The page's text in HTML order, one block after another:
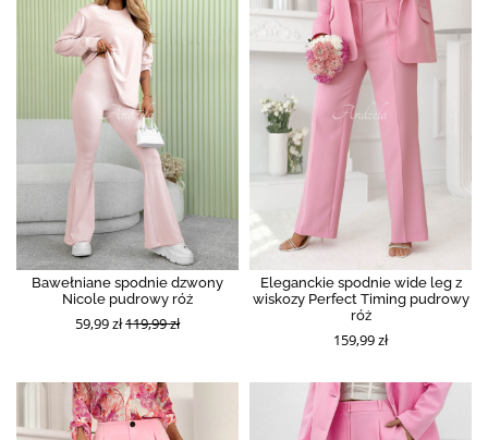
Bawełniane spodnie dzwony
Nicole pudrowy róż
59,99 zł119,99 zł
Eleganckie spodnie wide leg z
wiskozy Perfect Timing pudrowy
róż
159,99 zł